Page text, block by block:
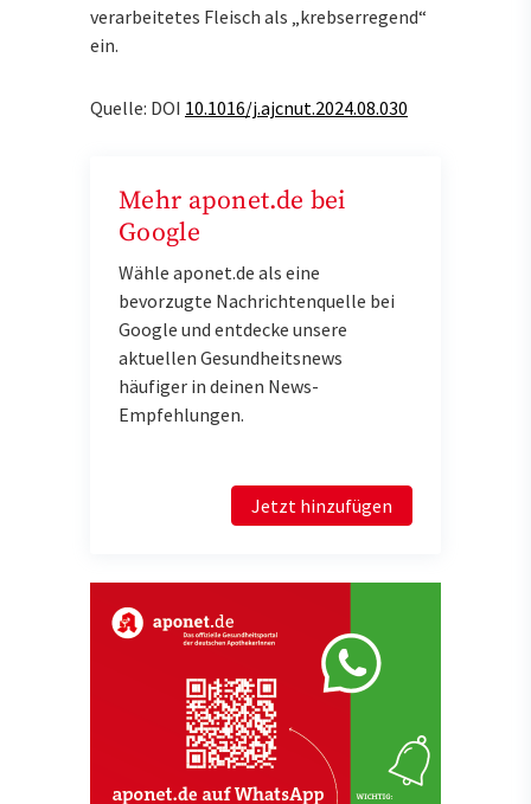
verarbeitetes Fleisch als „krebserregend“
ein.
Quelle: DOI 10.1016/j.ajcnut.2024.08.030
Mehr aponet.de bei
Google
Wähle aponet.de als eine
bevorzugte Nachrichtenquelle bei
Google und entdecke unsere
aktuellen Gesundheitsnews
häufiger in deinen News-
Empfehlungen.
Jetzt hinzufügen